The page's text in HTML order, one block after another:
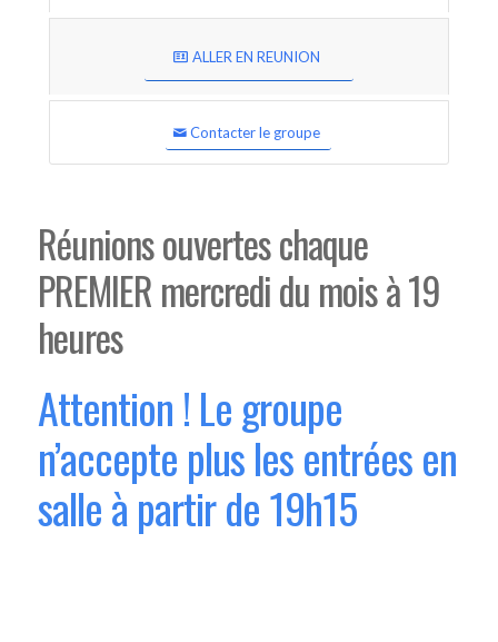
ALLER EN REUNION
Contacter le groupe
Réunions ouvertes chaque
PREMIER mercredi du mois à 19
heures
Attention ! Le groupe
n’accepte plus les entrées en
salle à partir de 19h15